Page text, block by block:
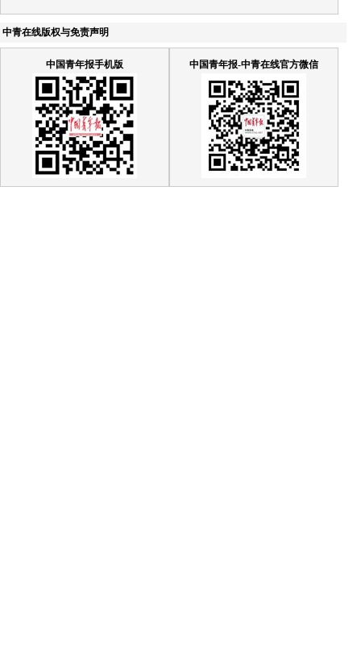
中青在线版权与免责声明
中国青年报手机版 中国青年报-中青在线官方微信